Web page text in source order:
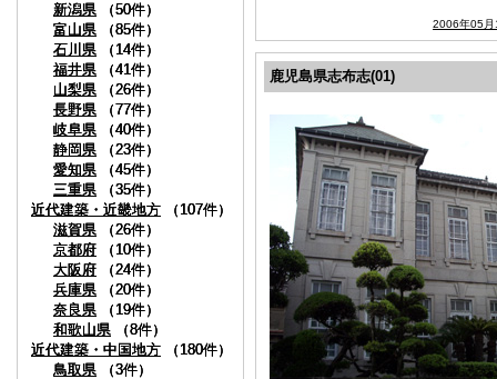
新潟県 （50件）
富山県 （85件）
石川県 （14件）
福井県 （41件）
山梨県 （26件）
長野県 （77件）
岐阜県 （40件）
静岡県 （23件）
愛知県 （45件）
三重県 （35件）
近代建築・近畿地方 （107件）
滋賀県 （26件）
京都府 （10件）
大阪府 （24件）
兵庫県 （20件）
奈良県 （19件）
和歌山県 （8件）
近代建築・中国地方 （180件）
鳥取県 （3件）
新潟県 （50件）
富山県 （85件）
石川県 （14件）
福井県 （41件）
山梨県 （26件）
長野県 （77件）
岐阜県 （40件）
静岡県 （23件）
愛知県 （45件）
三重県 （35件）
近代建築・近畿地方 （107件）
滋賀県 （26件）
京都府 （10件）
大阪府 （24件）
兵庫県 （20件）
奈良県 （19件）
和歌山県 （8件）
近代建築・中国地方 （180件）
鳥取県 （3件）
2006年05月
新潟県 （50件）
富山県 （85件）
石川県 （14件）
福井県 （41件）
山梨県 （26件）
長野県 （77件）
岐阜県 （40件）
静岡県 （23件）
愛知県 （45件）
三重県 （35件）
近代建築・近畿地方 （107件）
滋賀県 （26件）
京都府 （10件）
大阪府 （24件）
兵庫県 （20件）
奈良県 （19件）
和歌山県 （8件）
近代建築・中国地方 （180件）
鳥取県 （3件）
鹿児島県志布志(01)